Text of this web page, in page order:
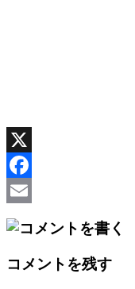
X
Facebook
Email
コメントを残す